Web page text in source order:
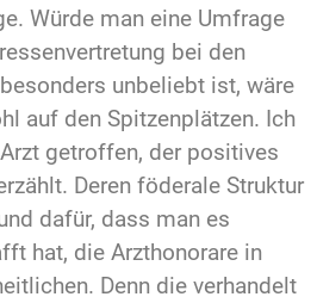
Würde man eine Umfrage
bei den
unbeliebt ist, wäre
auf den Spitzenplätzen. Ich
getroffen, der positives
Deren föderale Struktur
dafür, dass man es
hat, die Arzthonorare in
Denn die verhandelt